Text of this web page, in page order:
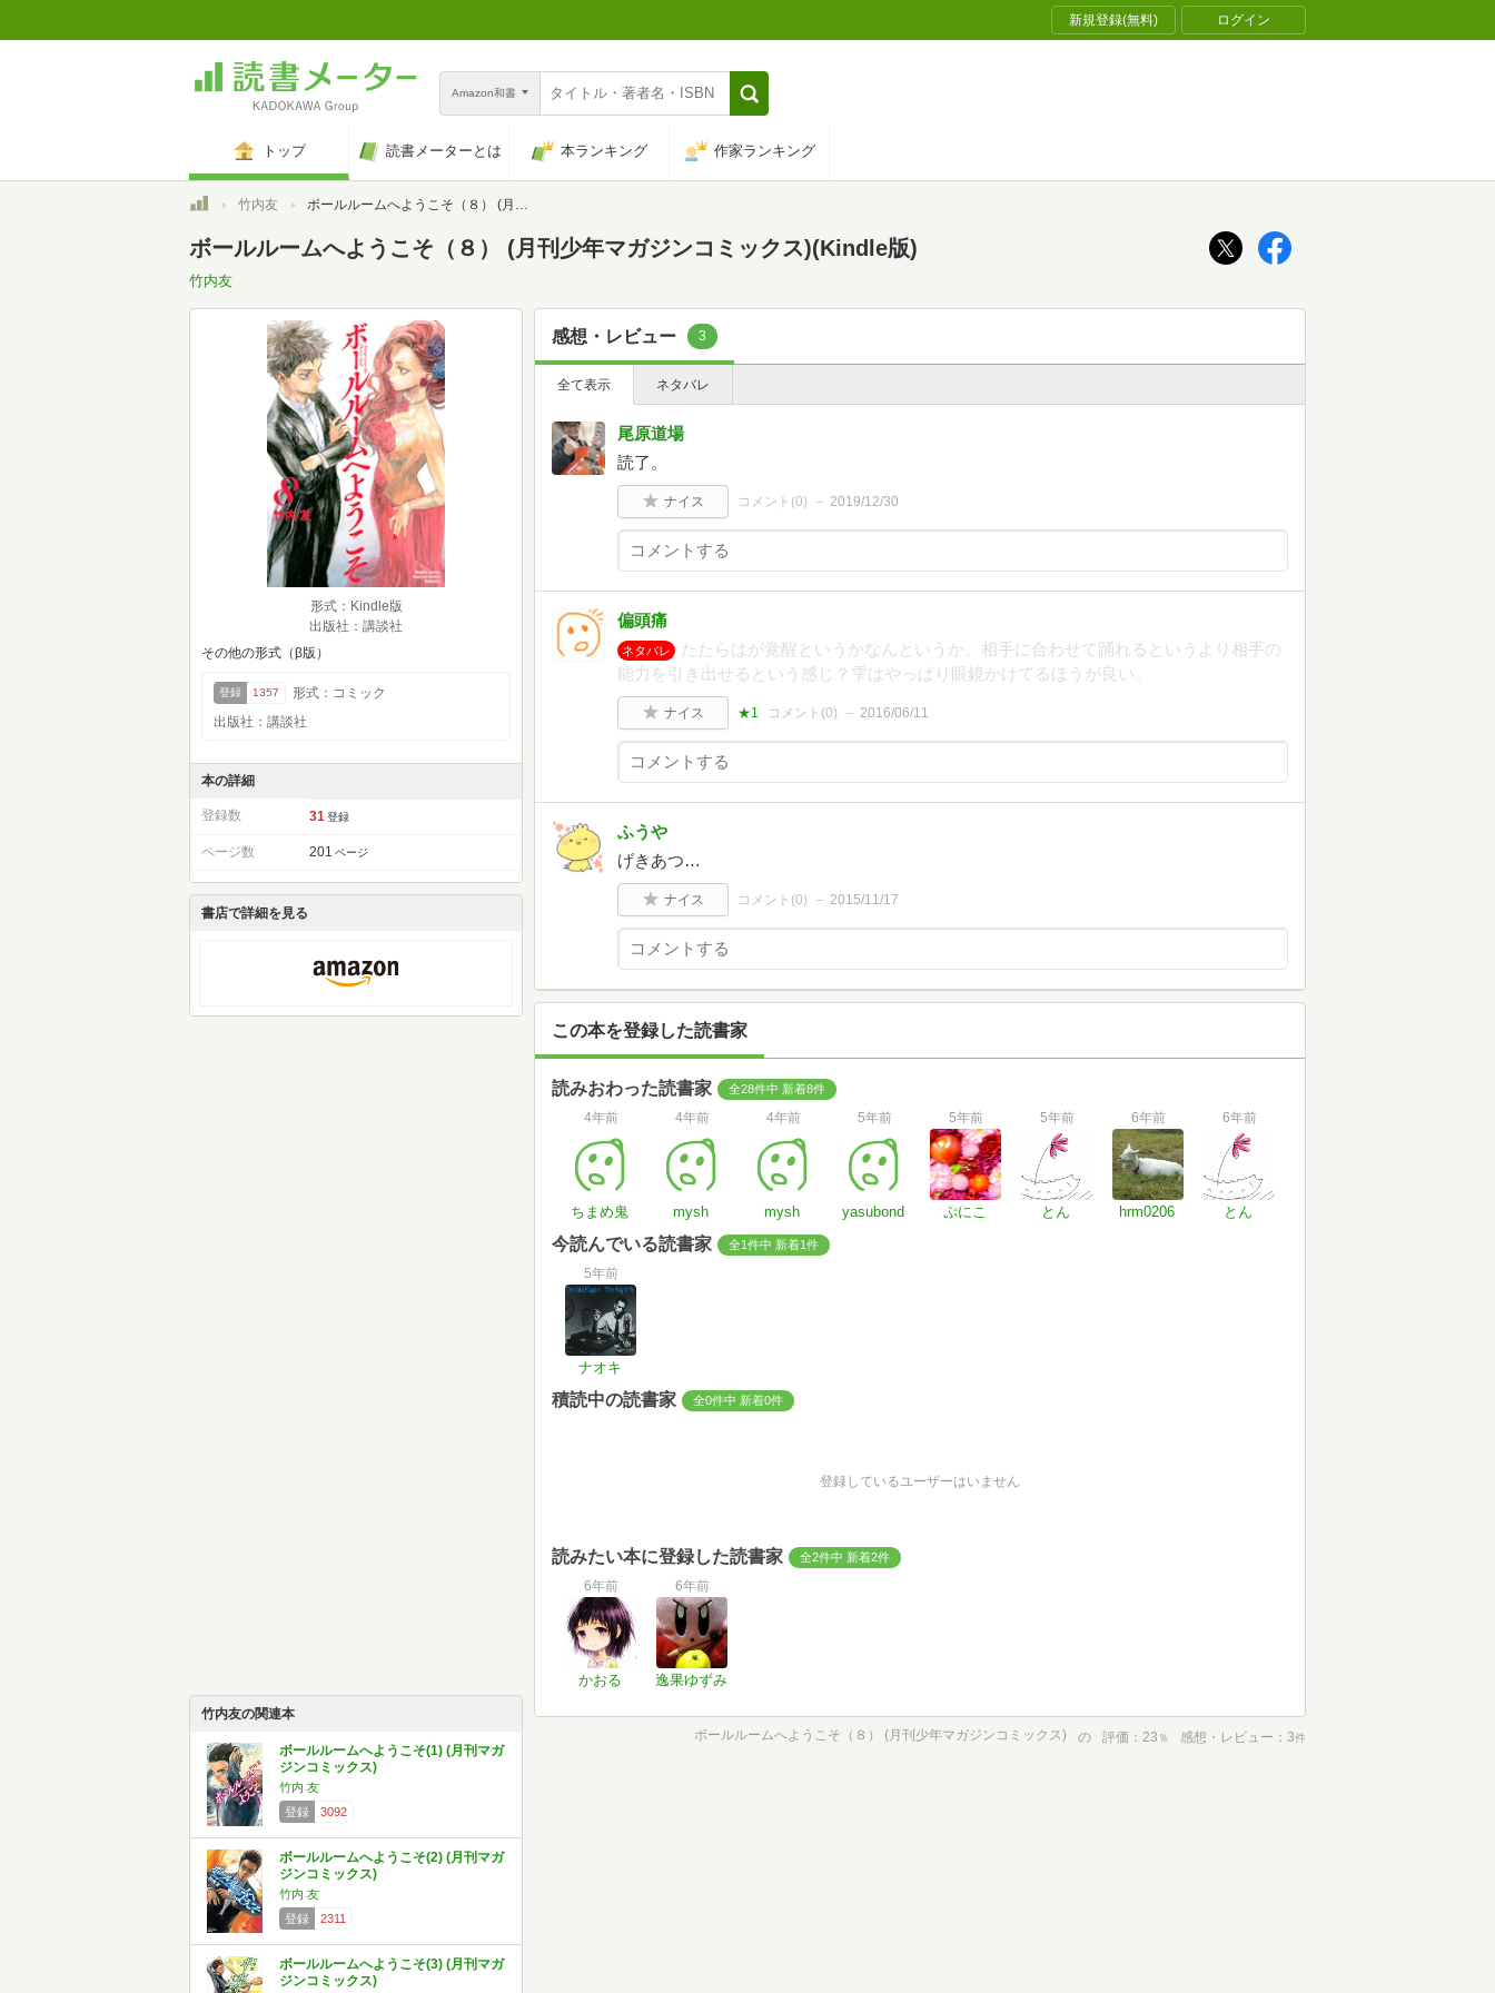
新規登録(無料) ログイン
Amazon和書
トップ 読書メーターとは 本ランキング 作家ランキング
トップ竹内友 ボールルームへようこそ（８） (月刊少年マガジンコミックス)
ボールルームへようこそ（８） (月刊少年マガジンコミックス)(Kindle版)
竹内友
形式：Kindle版
出版社：講談社
その他の形式（β版）
登録 1357
形式：コミック
出版社：講談社
本の詳細
登録数 31 登録
ページ数 201 ページ
書店で詳細を見る
竹内友の関連本
ボールルームへようこそ(1) (月刊マガ
ジンコミックス)
竹内 友
登録
3092
ボールルームへようこそ(2) (月刊マガ
ジンコミックス)
竹内 友
登録
2311
ボールルームへようこそ(3) (月刊マガ
ジンコミックス)
感想・レビュー 3
全て表示 ネタバレ
尾原道場
読了。
ナイス コメント(0) 2019/12/30
偏頭痛
ネタバレ
たたらはが覚醒というかなんというか。相手に合わせて踊れるというより相手の
能力を引き出せるという感じ？雫はやっぱり眼鏡かけてるほうが良い。
ナイス ★1 コメント(0) 2016/06/11
ふうや
げきあつ…
ナイス コメント(0) 2015/11/17
この本を登録した読書家
読みおわった読書家 全28件中 新着8件
4年前
ちまめ鬼
4年前
mysh
4年前
mysh
5年前
yasubond
5年前
ぷにこ
5年前
とん
6年前
hrm0206
6年前
とん
今読んでいる読書家 全1件中 新着1件
5年前
ナオキ
積読中の読書家 全0件中 新着0件
登録しているユーザーはいません
読みたい本に登録した読書家 全2件中 新着2件
6年前
かおる
6年前
逸果ゆずみ
ボールルームへようこそ（８） (月刊少年マガジンコミックス) の 評価 23 ％ 感想・レビュー 3件